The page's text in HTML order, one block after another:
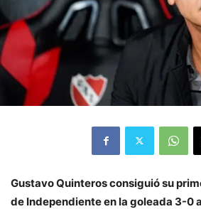
Gustavo Quinteros consiguió su
de Independiente en la goleada 3-0